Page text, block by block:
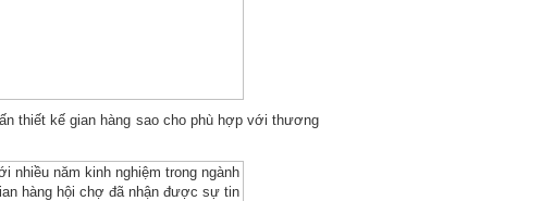
thiết kế gian hàng sao cho phù hợp với thương